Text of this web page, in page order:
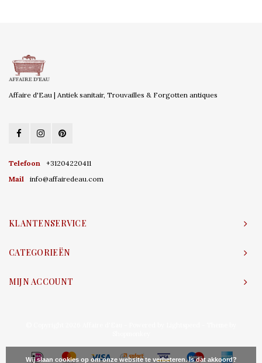
Affaire d'Eau | Antiek sanitair, Trouvailles & Forgotten antiques
Telefoon
+31204220411
Mail
info@affairedeau.com
KLANTENSERVICE
CATEGORIEËN
MIJN ACCOUNT
Wij slaan cookies op om onze website te verbeteren. Is dat akkoord?